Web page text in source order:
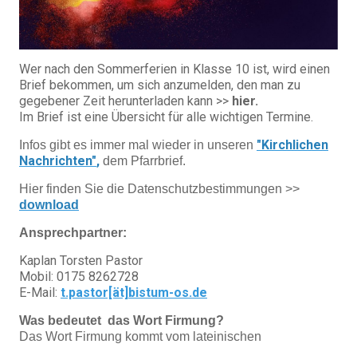
Wer nach den Sommerferien in Klasse 10 ist, wird einen
Brief bekommen, um sich anzumelden, den man zu
gegebener Zeit herunterladen kann >> hier.
Im Brief ist eine Übersicht für alle wichtigen Termine.
Infos gibt es immer mal wieder in unseren "Kirchlichen
Nachrichten", dem Pfarrbrief.
Hier finden Sie die Datenschutzbestimmungen >>
download
Ansprechpartner:
Kaplan Torsten Pastor
Mobil: 0175 8262728
E-Mail: t.pastor[ät]bistum-os.de
Was bedeutet das Wort Firmung?
Das Wort Firmung kommt vom lateinischen